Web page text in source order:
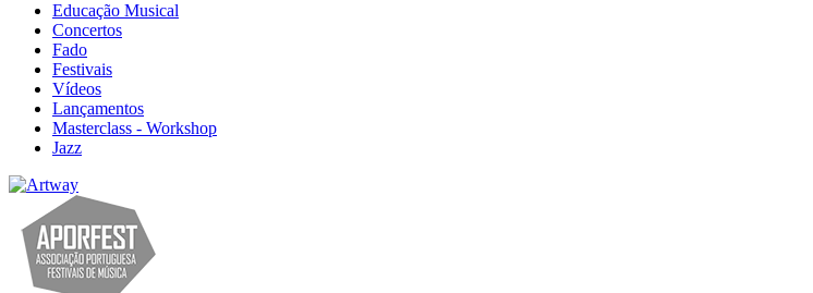
Educação Musical
Concertos
Fado
Festivais
Vídeos
Lançamentos
Masterclass - Workshop
Jazz